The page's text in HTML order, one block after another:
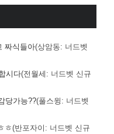
짜식들아(상암동: 너드벳
시다(전월세: 너드벳 신규
당가능??(풀스윙: 너드벳
ㅎ(반포자이: 너드벳 신규